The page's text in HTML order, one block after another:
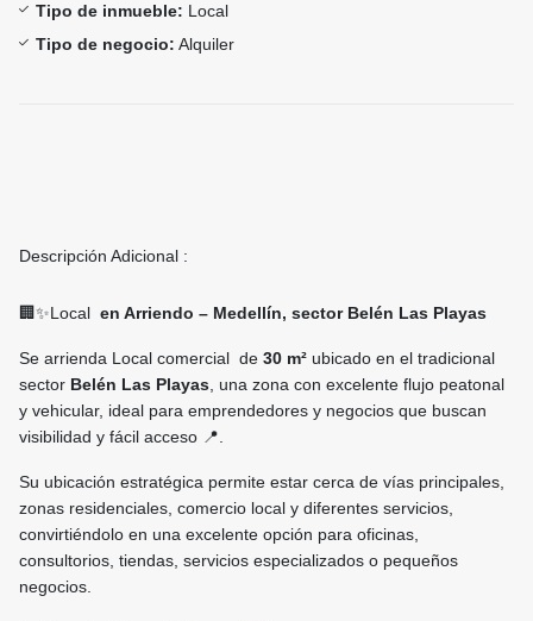
Tipo de inmueble: Local
Tipo de negocio: Alquiler
Descripción Adicional :
🏢✨Local en Arriendo – Medellín, sector Belén Las Playas
Se arrienda Local comercial de 30 m² ubicado en el tradicional
sector Belén Las Playas , una zona con excelente flujo peatonal
y vehicular, ideal para emprendedores y negocios que buscan
visibilidad y fácil acceso 📍.
Su ubicación estratégica permite estar cerca de vías principales,
zonas residenciales, comercio local y diferentes servicios,
convirtiéndolo en una excelente opción para oficinas,
consultorios, tiendas, servicios especializados o pequeños
negocios.